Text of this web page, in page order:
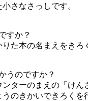
さなさっしです。
すか？
りた本の名まえをきろ
うのですか？
ンターのまえの「けん
のきかいできろくを